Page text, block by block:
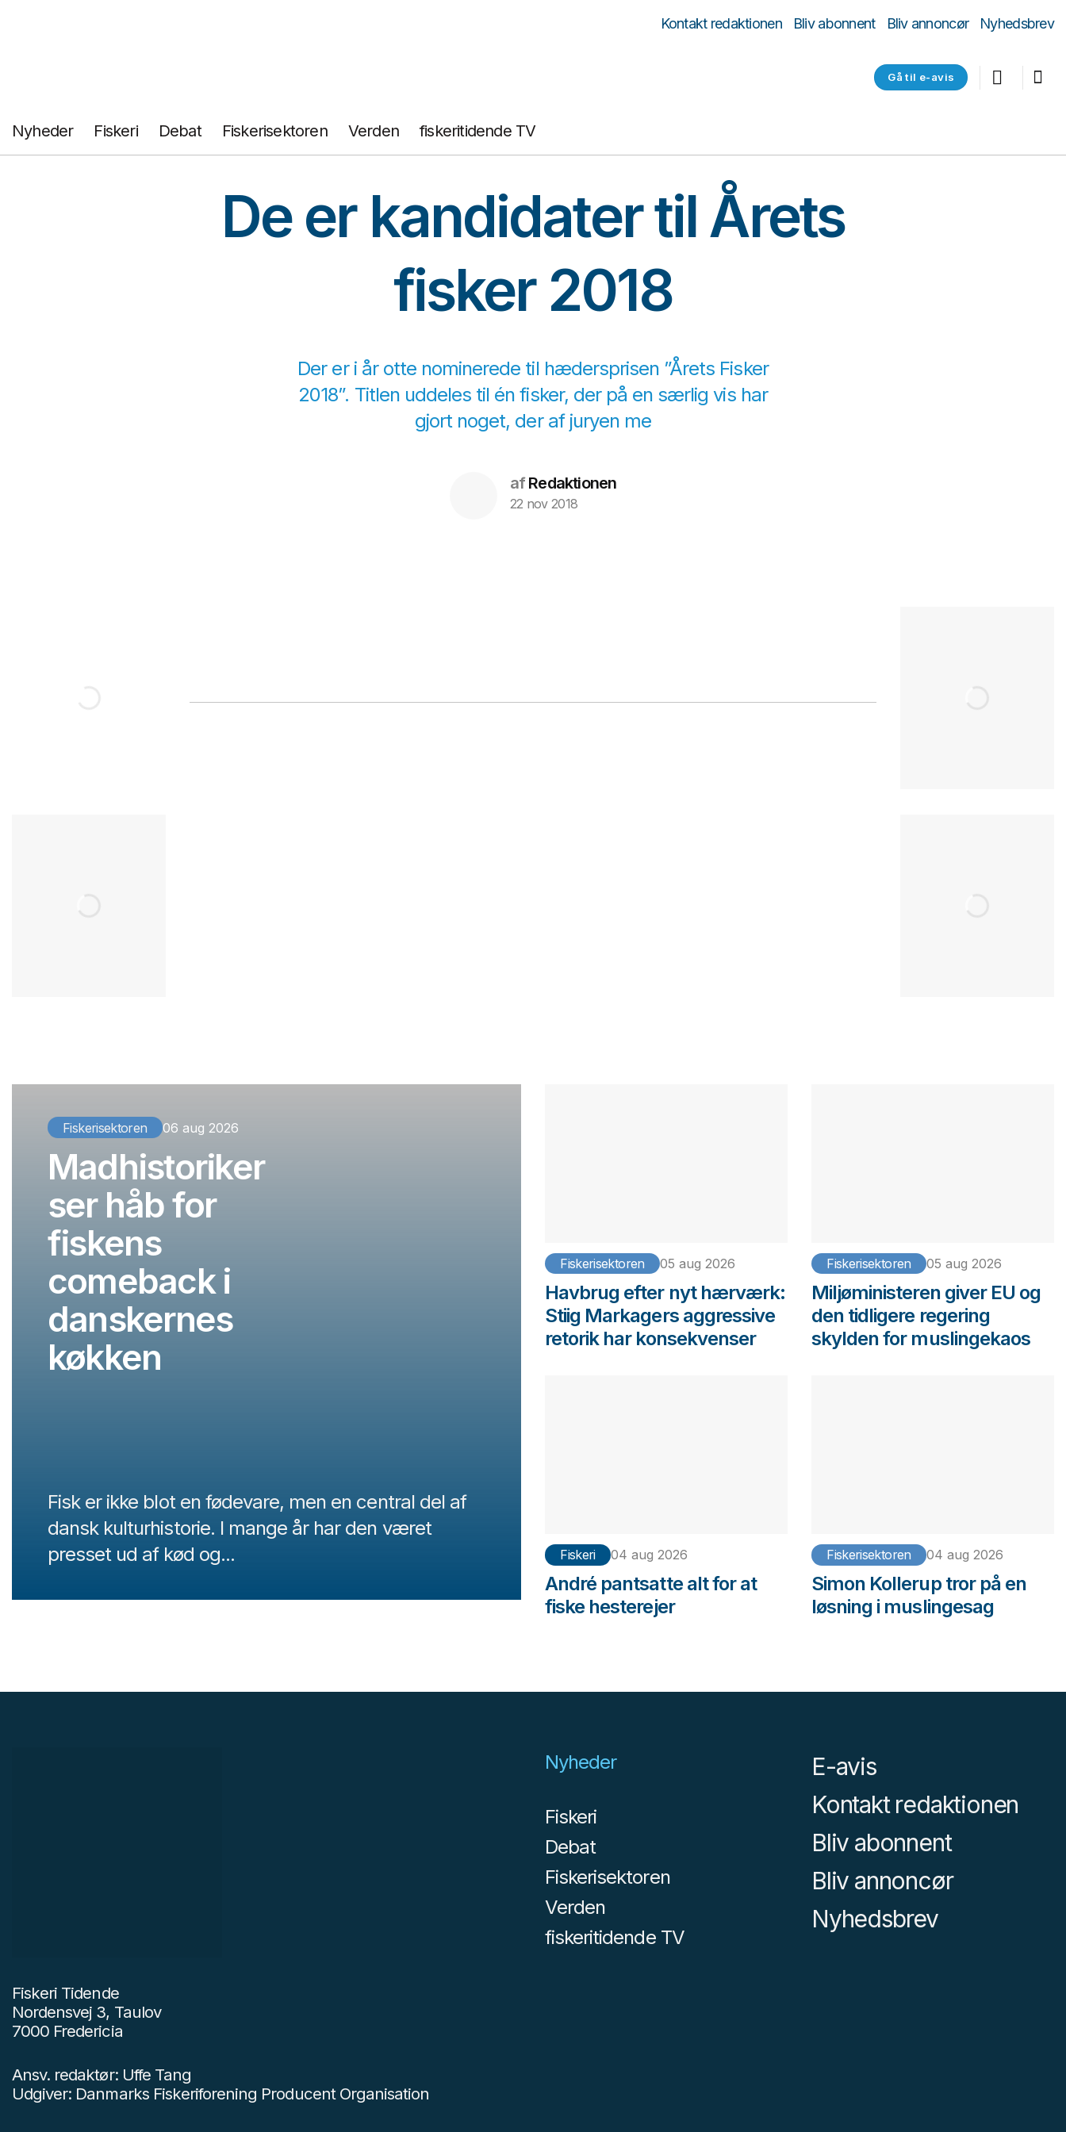
Kontakt redaktionen Bliv abonnent Bliv annoncør Nyhedsbrev
Gå til e-avis
Nyheder Fiskeri Debat Fiskerisektoren Verden fiskeritidende TV
De er kandidater til Årets
fisker 2018
Der er i år otte nominerede til hædersprisen ”Årets Fisker
2018”. Titlen uddeles til én fisker, der på en særlig vis har
gjort noget, der af juryen me
afRedaktionen
22 nov 2018
Fiskerisektoren 06 aug 2026
Madhistoriker
ser håb for
fiskens
comeback i
danskernes
køkken
Fisk er ikke blot en fødevare, men en central del af
dansk kulturhistorie. I mange år har den været
presset ud af kød og...
Fiskerisektoren 05 aug 2026
Havbrug efter nyt hærværk:
Stiig Markagers aggressive
retorik har konsekvenser
Fiskerisektoren 05 aug 2026
Miljøministeren giver EU og
den tidligere regering
skylden for muslingekaos
Fiskeri 04 aug 2026
André pantsatte alt for at
fiske hesterejer
Fiskerisektoren 04 aug 2026
Simon Kollerup tror på en
løsning i muslingesag
Fiskeri Tidende
Nordensvej 3, Taulov
7000 Fredericia
Ansv. redaktør: Uffe Tang
Udgiver: Danmarks Fiskeriforening Producent Organisation
Nyheder
Fiskeri
Debat
Fiskerisektoren
Verden
fiskeritidende TV
E-avis
Kontakt redaktionen
Bliv abonnent
Bliv annoncør
Nyhedsbrev